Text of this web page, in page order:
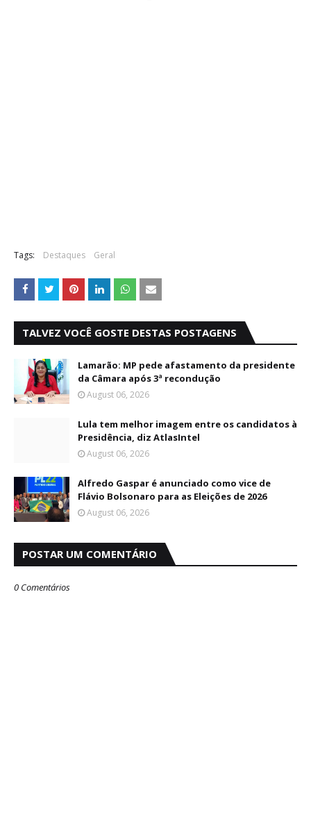
Tags: Destaques Geral
TALVEZ VOCÊ GOSTE DESTAS POSTAGENS
Lamarão: MP pede afastamento da presidente
da Câmara após 3ª recondução
August 06, 2026
Lula tem melhor imagem entre os candidatos à
Presidência, diz AtlasIntel
August 06, 2026
Alfredo Gaspar é anunciado como vice de
Flávio Bolsonaro para as Eleições de 2026
August 06, 2026
POSTAR UM COMENTÁRIO
0 Comentários